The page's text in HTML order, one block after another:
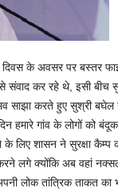
दिवस के अवसर पर बस्तर
संवाद कर रहे थे, इसी बीच
साझा करते हुए सुश्री बघेल
हमारे गांव के लोगों को
लिए शासन ने सुरक्षा कैम्प
लगे क्योंकि अब वहां
लोक तांत्रिक ताकत